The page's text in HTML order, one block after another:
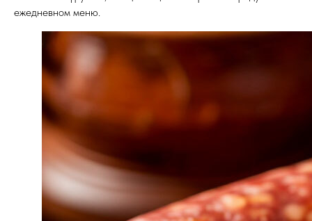
ежедневном меню.